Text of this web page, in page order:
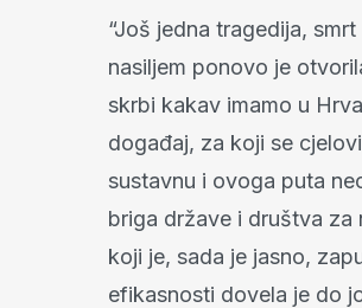
“Još jedna tragedija,
nasiljem ponovo je
skrbi kakav imamo u
događaj, za koji se
sustavnu i ovoga puta
briga države i društva za
koji je, sada je jasno,
efikasnosti dovela je do